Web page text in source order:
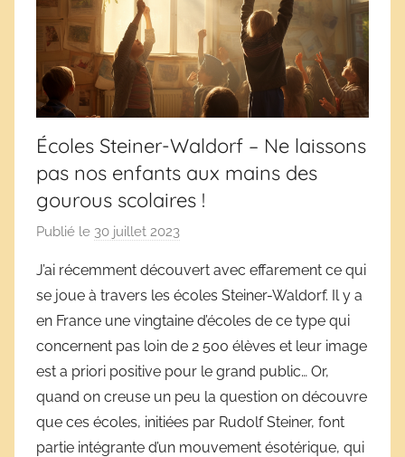
Écoles Steiner-Waldorf – Ne laissons
pas nos enfants aux mains des
gourous scolaires !
Publié le 30 juillet 2023
r
D
é
r
i
v
e
s
J’ai récemment découvert avec effarement ce qui
se joue à travers les écoles Steiner-Waldorf. Il y a
en France une vingtaine d’écoles de ce type qui
concernent pas loin de 2 500 élèves et leur image
est a priori positive pour le grand public… Or,
quand on creuse un peu la question on découvre
que ces écoles, initiées par Rudolf Steiner, font
partie intégrante d’un mouvement ésotérique, qui